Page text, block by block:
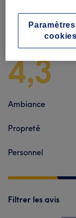
Avis sur
4,3
Ambiance
Propreté
Personnel
Filtrer les avis
cookies